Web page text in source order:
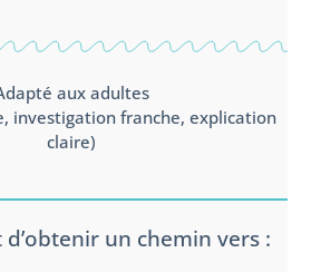
aux adultes
investigation franche, explication
claire)
un chemin vers :